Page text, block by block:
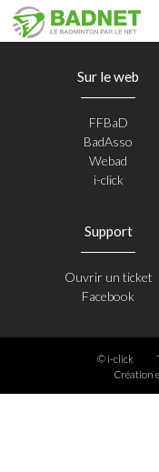
Sur le web
FFBaD
BadAsso
Webad
i-click
Support
Ouvrir un ticket
Facebook
© i-click
Création